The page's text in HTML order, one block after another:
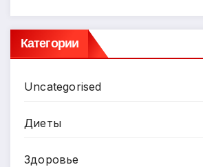
Категории
Uncategorised
Диеты
Здоровье